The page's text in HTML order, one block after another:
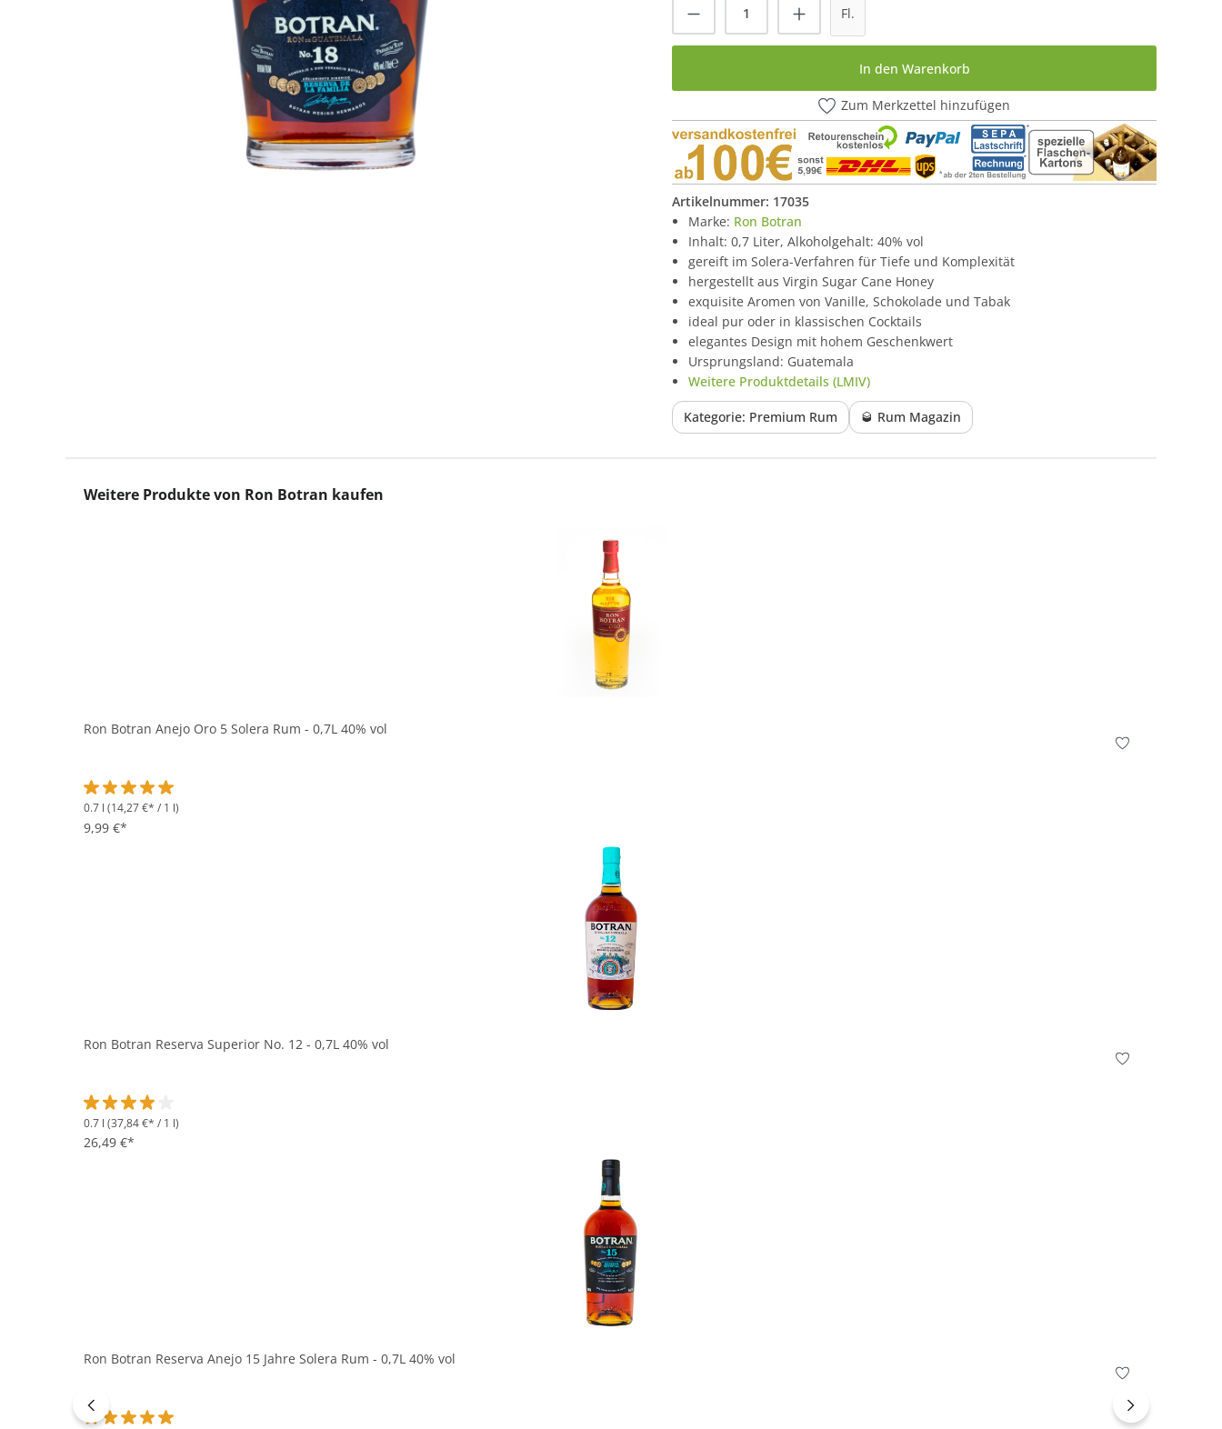
Produkt Anzahl: Gib den gewünschten Wert ein
Fl.
In den Warenkorb
Zum Merkzettel hinzufügen
Artikelnummer: 17035
Marke: Ron Botran
Inhalt: 0,7 Liter, Alkoholgehalt: 40% vol
gereift im Solera-Verfahren für Tiefe und Komplexität
hergestellt aus Virgin Sugar Cane Honey
exquisite Aromen von Vanille, Schokolade und Tabak
ideal pur oder in klassischen Cocktails
elegantes Design mit hohem Geschenkwert
Ursprungsland: Guatemala
Weitere Produktdetails (LMIV)
Kategorie: Premium Rum 🥃 Rum Magazin
Produktgalerie überspringen
Weitere Produkte von Ron Botran kaufen
Ron Botran Anejo Oro 5 Solera Rum - 0,7L 40% vol
Durchschnittliche Bewertung von 5 von 5 Sternen
0.7 l (14,27 €* / 1 l)
9,99 €*
In den Korb
Ron Botran Reserva Superior No. 12 - 0,7L 40% vol
Durchschnittliche Bewertung von 4 von 5 Sternen
0.7 l (37,84 €* / 1 l)
26,49 €*
In den Korb
Ron Botran Reserva Anejo 15 Jahre Solera Rum - 0,7L 40% vol
In den Korb